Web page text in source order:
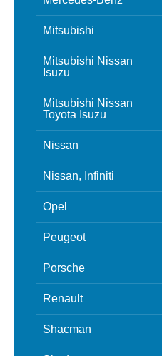
Mitsubishi
Mitsubishi Nissan
Isuzu
Mitsubishi Nissan
Toyota Isuzu
Nissan
Nissan, Infiniti
Opel
Peugeot
Porsche
Renault
Shacman